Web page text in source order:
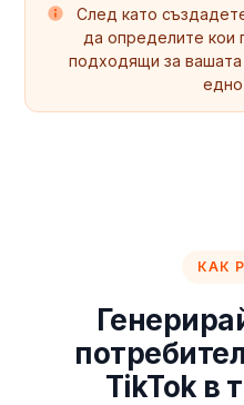
След като
да определите кои
подходящи за вашата
едно
КАК
TikTok в